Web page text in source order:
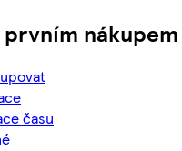
prvním nákupem
času